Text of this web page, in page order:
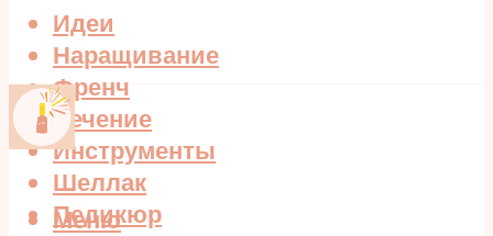
Идеи
Наращивание
Френч
Лечение
Инструменты
Шеллак
Педикюр
Меню